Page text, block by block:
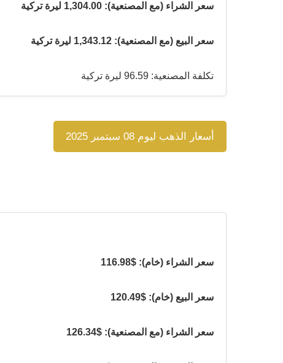
سعر الشراء (مع المصنعية): 1,304.00 ليرة تركية
سعر البيع (مع المصنعية): 1,343.12 ليرة تركية
تكلفة المصنعية: 96.59 ليرة تركية
أسعار الذهب ليوم 08 سبتمبر 2025
سعر الشراء (خام): $116.98
سعر البيع (خام): $120.49
سعر الشراء (مع المصنعية): $126.34